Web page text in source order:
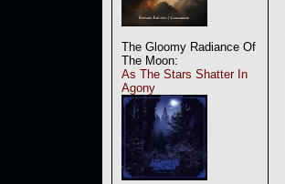
The Gloomy Radiance Of
The Moon:
As The Stars Shatter In
Agony